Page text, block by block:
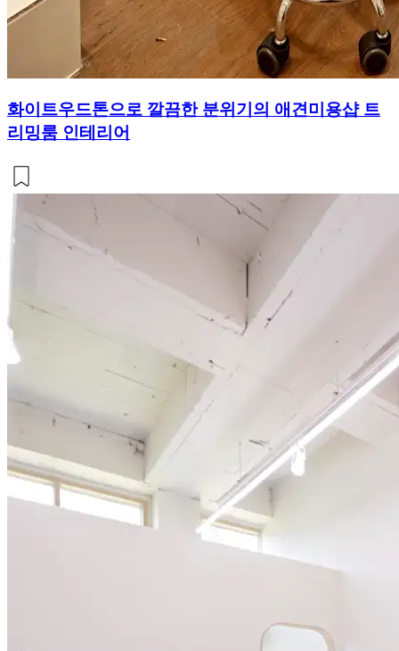
화이트우드톤으로 깔끔한 분위기의 애견미용샵 트
리밍룸 인테리어